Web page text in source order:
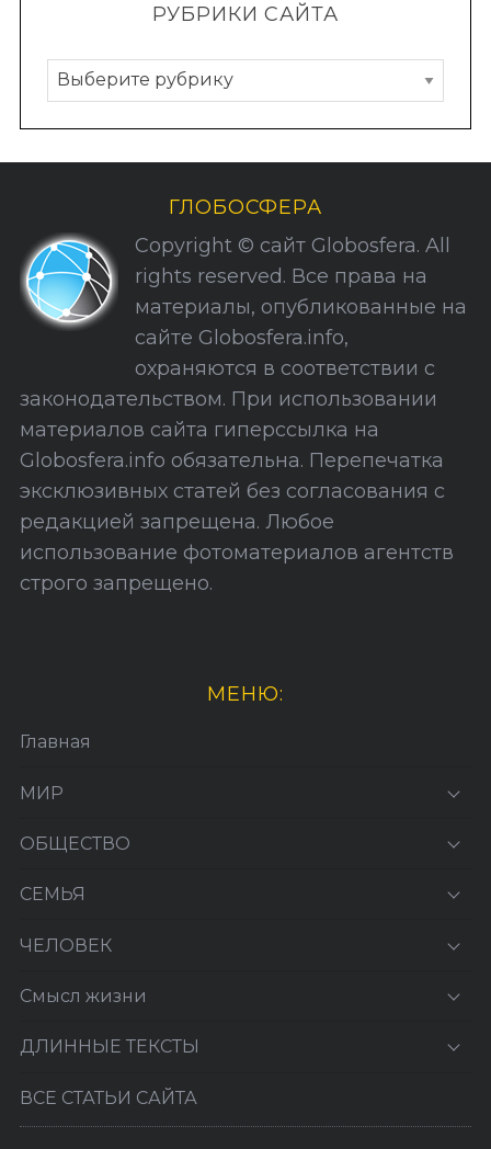
РУБРИКИ САЙТА
Р
у
б
р
и
С
а
а
ГЛОБОСФЕРА
Copyright © сайт Globosfera. All
rights reserved. Все права на
материалы, опубликованные на
сайте Globosfera.info,
охраняются в соответствии с
законодательством. При использовании
материалов сайта гиперссылка на
Globosfera.info обязательна. Перепечатка
эксклюзивных статей без согласования с
редакцией запрещена. Любое
использование фотоматериалов агентств
строго запрещено.
МЕНЮ:
Главная
МИР
ОБЩЕСТВО
СЕМЬЯ
ЧЕЛОВЕК
Смысл жизни
ДЛИННЫЕ ТЕКСТЫ
ВСЕ СТАТЬИ САЙТА